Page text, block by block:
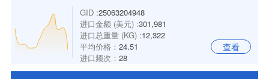
GID :25063204948
进口金额 (美元) :301,981
进口总重量 (KG) :12,322
平均价格： 24.51
进口频次： 28
查看